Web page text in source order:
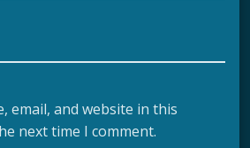
email, and website in this
next time I comment.